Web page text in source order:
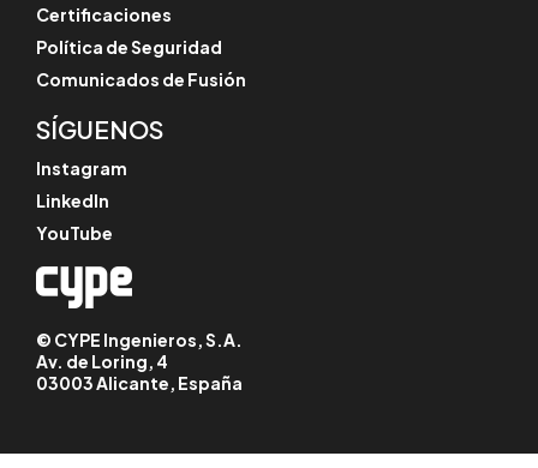
Certificaciones
Política de Seguridad
Comunicados de Fusión
SÍGUENOS
Instagram
LinkedIn
YouTube
© CYPE Ingenieros, S.A.
Av. de Loring, 4
03003 Alicante, España